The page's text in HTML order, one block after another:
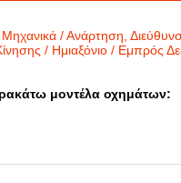
/ Ανάρτηση,
/ Ημιαξόνιο / Εμπρός
μοντέλα οχημάτων: